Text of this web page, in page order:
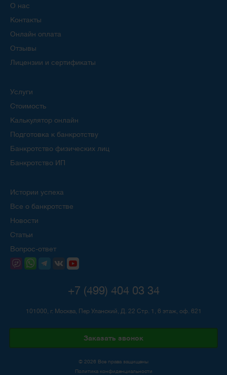
О нас
Контакты
Онлайн оплата
Отзывы
Лицензии и сертификаты
Услуги
Стоимость
Калькулятор онлайн
Подготовка к банкротству
Банкротство физических лиц
Банкротство ИП
Истории успеха
Все о банкротстве
Новости
Статьи
Вопрос-ответ
+7 (499) 404 03 34
101000, г. Москва, Пер Уланский, Д. 22 Стр. 1, 6 этаж, оф. 621
Заказать звонок
© 2026 Все права защищены
Политика конфиденциальности